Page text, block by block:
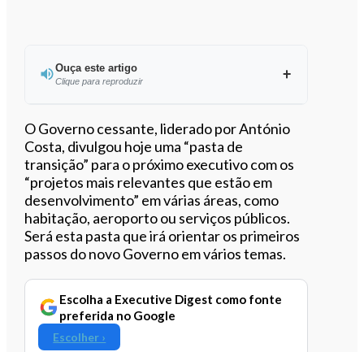
Ouça este artigo
Clique para reproduzir
Ouvir este artigo
O Governo cessante, liderado por António
Costa, divulgou hoje uma “pasta de
transição” para o próximo executivo com os
“projetos mais relevantes que estão em
desenvolvimento” em várias áreas, como
habitação, aeroporto ou serviços públicos.
Será esta pasta que irá orientar os primeiros
passos do novo Governo em vários temas.
Escolha a Executive Digest como fonte
preferida no Google
Escolher ›